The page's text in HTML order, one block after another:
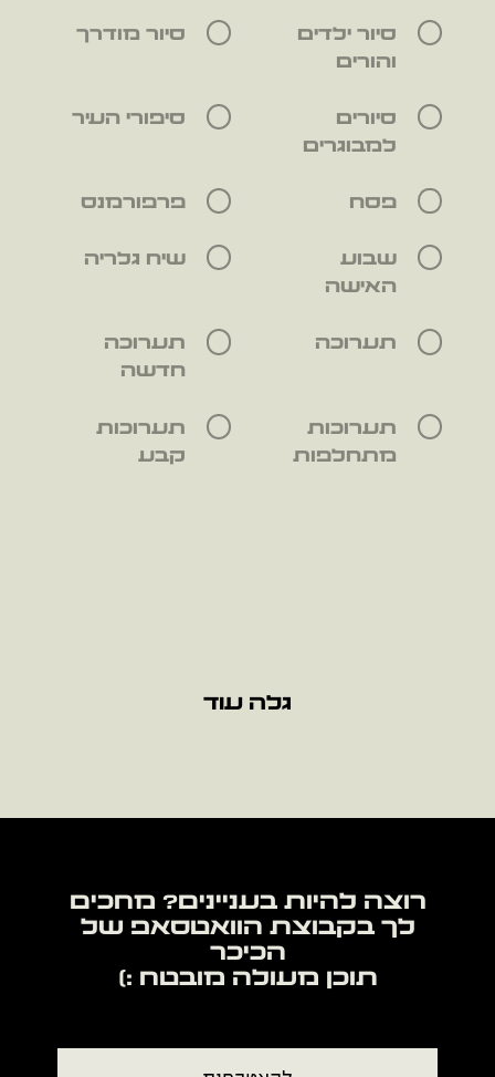
סיור ילדים
והורים
סיור מודרך
סיורים
למבוגרים
סיפורי העיר
פסח פרפורמנס
שבוע
האישה
שיח גלריה
תערוכה
תערוכה
חדשה
תערוכות
מתחלפות
תערוכות
קבע
גלה עוד
רוצה להיות בעניינים? מחכים
לך בקבוצת הוואטסאפ של
תוכן מעולה מובטח :)